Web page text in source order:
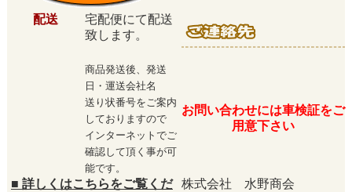
配送
宅配便にて配送
致します。
商品発送後、発送
日・運送会社名
送り状番号をご案内
しておりますので
インターネットでご
確認して頂く事が可
能です。
お問い合わせには車検証をご
用意下さい
■ 詳しくはこちらをご覧くだ
株式会社 水野商会